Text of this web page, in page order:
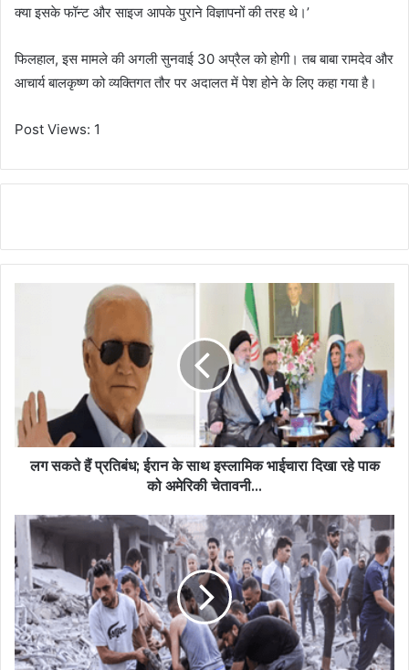
क्या इसके फॉन्ट और साइज आपके पुराने विज्ञापनों की तरह थे।’
फिलहाल, इस मामले की अगली सुनवाई 30 अप्रैल को होगी। तब बाबा रामदेव और
आचार्य बालकृष्ण को व्यक्तिगत तौर पर अदालत में पेश होने के लिए कहा गया है।
Post Views: 1
लग सकते हैं प्रतिबंध; ईरान के साथ इस्लामिक भाईचारा दिखा रहे पाक
को अमेरिकी चेतावनी...